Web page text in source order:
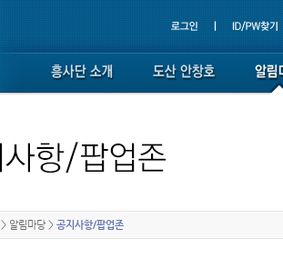
알림마당 > 공지사항/팝업존